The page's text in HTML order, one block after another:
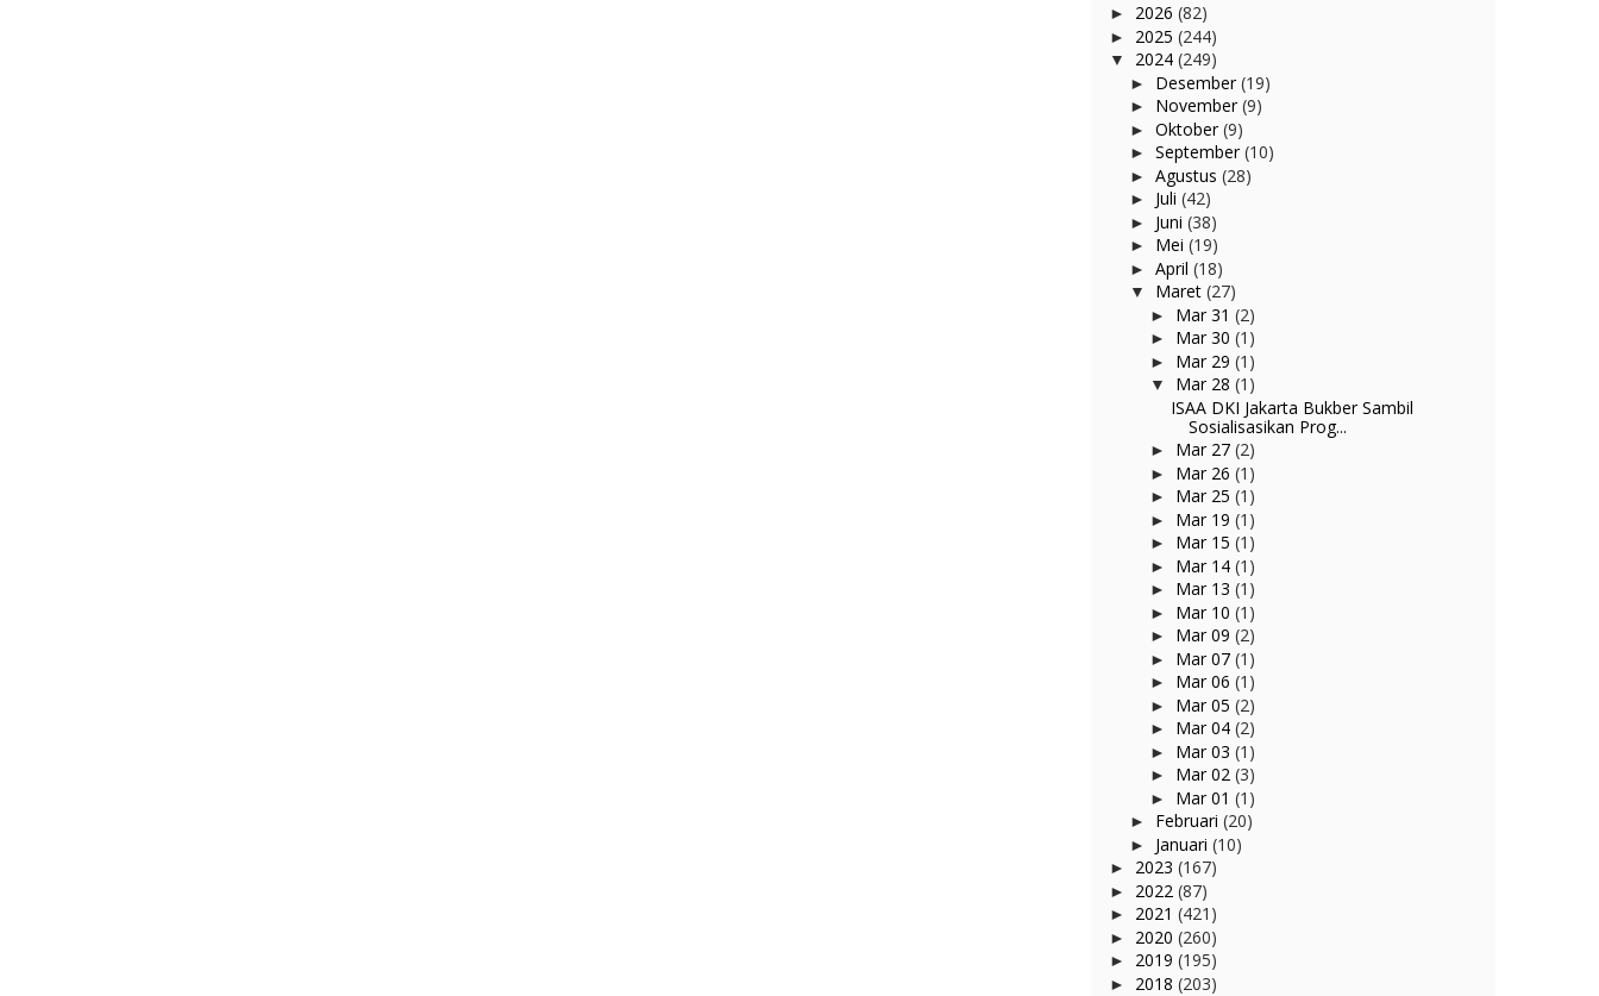
► 2026 (82)
► 2025 (244)
▼ 2024 (249)
► Desember(19)
► November(9)
► Oktober(9)
► September(10)
► Agustus (28)
► Juli (42)
► Juni (38)
► Mei (19)
► April (18)
▼ Maret (27)
► Mar 31 (2)
► Mar 30 (1)
► Mar 29 (1)
▼ Mar 28 (1)
ISAA DKI Jakarta Bukber Sambil
Sosialisasikan Prog...
► Mar 27 (2)
► Mar 26 (1)
► Mar 25 (1)
► Mar 19 (1)
► Mar 15 (1)
► Mar 14 (1)
► Mar 13 (1)
► Mar 10 (1)
► Mar 09 (2)
► Mar 07 (1)
► Mar 06 (1)
► Mar 05 (2)
► Mar 04 (2)
► Mar 03 (1)
► Mar 02 (3)
► Mar 01 (1)
► Februari (20)
► Januari (10)
► 2023 (167)
► 2022 (87)
► 2021 (421)
► 2020 (260)
► 2019 (195)
► 2018 (203)